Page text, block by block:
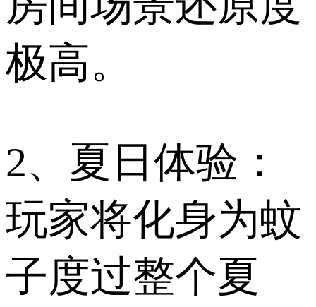
极高。
2、夏日体验：
玩家将化身为蚊
子度过整个夏